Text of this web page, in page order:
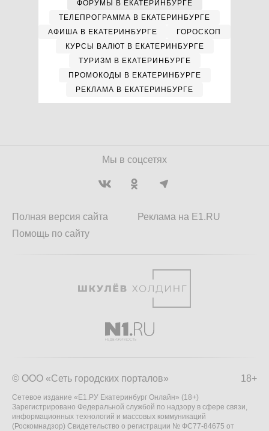
ФОРУМЫ В ЕКАТЕРИНБУРГЕ
ТЕЛЕПРОГРАММА В ЕКАТЕРИНБУРГЕ
АФИША В ЕКАТЕРИНБУРГЕ
ГОРОСКОП
КУРСЫ ВАЛЮТ В ЕКАТЕРИНБУРГЕ
ТУРИЗМ В ЕКАТЕРИНБУРГЕ
ПРОМОКОДЫ В ЕКАТЕРИНБУРГЕ
РЕКЛАМА В ЕКАТЕРИНБУРГЕ
Мы в соцсетях
Полная версия сайта
Помощь по сайту
Реклама на E1.RU
18+
© ООО «Сеть городских порталов»
Сетевое издание «Е1.РУ Екатеринбург Онлайн» (18+)
Зарегистрировано Федеральной службой по надзору в сфере связи,
информационных технологий и массовых коммуникаций
(Роскомнадзор) Свидетельство о регистрации № ФС77-84675 от